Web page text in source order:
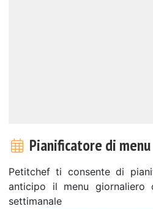
Pianificatore di menu
Petitchef ti consente di
anticipo il menu giornaliero
settimanale